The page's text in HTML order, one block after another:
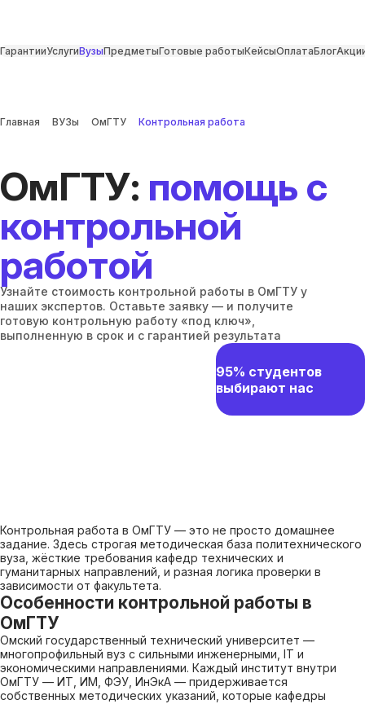
ГарантииУслугиВузыПредметыГотовые работыКейсыОплатаБлог
Главная ВУЗы ОмГТУ Контрольная работа
ОмГТУ: помощь с
контрольной
работой
Узнайте стоимость контрольной работы в ОмГТУ у
наших экспертов. Оставьте заявку — и получите
готовую контрольную работу «под ключ»,
выполненную в срок и с гарантией результата
95% студентов
выбирают нас
Контрольная работа в ОмГТУ — это не просто домашнее
задание. Здесь строгая методическая база политехнического
вуза, жёсткие требования кафедр технических и
гуманитарных направлений, и разная логика проверки в
зависимости от факультета.
Особенности контрольной работы в
ОмГТУ
Омский государственный технический университет —
многопрофильный вуз с сильными инженерными, IT и
экономическими направлениями. Каждый институт внутри
ОмГТУ — ИТ, ИМ, ФЭУ, ИнЭкА — придерживается
собственных методических указаний, которые кафедры